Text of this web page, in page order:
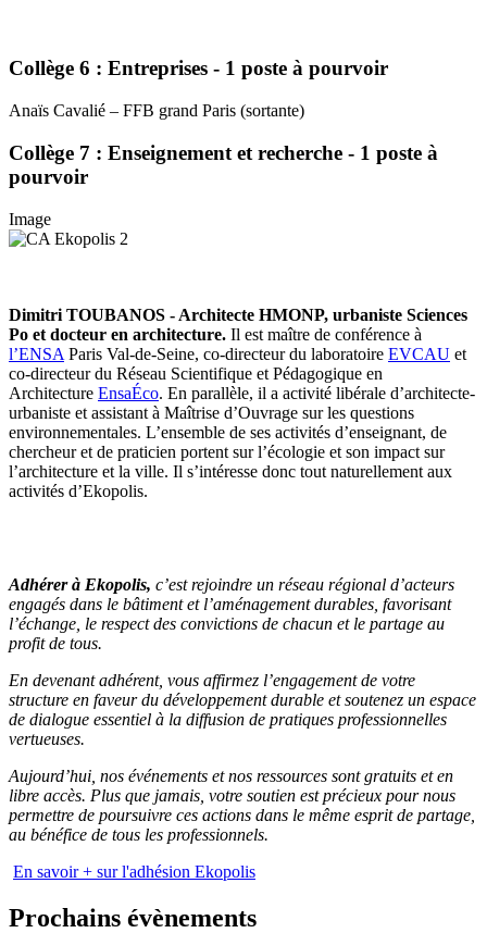
Collège 6 : Entreprises - 1 poste à pourvoir
Anaïs Cavalié – FFB grand Paris (sortante)
Collège 7 : Enseignement et recherche - 1 poste à
pourvoir
Image
Dimitri TOUBANOS - Architecte HMONP, urbaniste Sciences
Po et docteur en architecture. Il est maître de conférence à
l’ENSA Paris Val-de-Seine, co-directeur du laboratoire EVCAU et
co-directeur du Réseau Scientifique et Pédagogique en
Architecture EnsaÉco. En parallèle, il a activité libérale d’architecte-
urbaniste et assistant à Maîtrise d’Ouvrage sur les questions
environnementales. L’ensemble de ses activités d’enseignant, de
chercheur et de praticien portent sur l’écologie et son impact sur
l’architecture et la ville. Il s’intéresse donc tout naturellement aux
activités d’Ekopolis.
Adhérer à Ekopolis, c’est rejoindre un réseau régional d’acteurs
engagés dans le bâtiment et l’aménagement durables, favorisant
l’échange, le respect des convictions de chacun et le partage au
profit de tous.
En devenant adhérent, vous affirmez l’engagement de votre
structure en faveur du développement durable et soutenez un espace
de dialogue essentiel à la diffusion de pratiques professionnelles
vertueuses.
Aujourd’hui, nos événements et nos ressources sont gratuits et en
libre accès. Plus que jamais, votre soutien est précieux pour nous
permettre de poursuivre ces actions dans le même esprit de partage,
au bénéfice de tous les professionnels.
En savoir + sur l'adhésion Ekopolis
Prochains évènements